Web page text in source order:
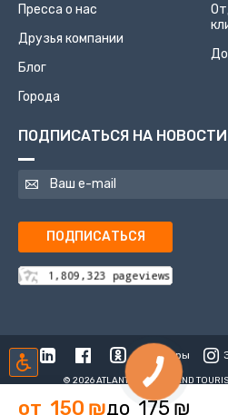
от 150 ₪до 175 ₪
Пресса о нас
Друзья компании
Блог
Города
ПОДПИСАТЬСЯ НА НОВОСТИ
ПОДПИСАТЬСЯ
Туры
© 2026 ATLANTIS TRAVEL AND